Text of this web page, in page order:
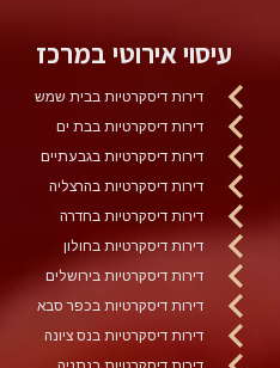
עיסוי אירוטי במרכז
דירות דיסקרטיות בבית שמש
דירות דיסקרטיות בבת ים
דירות דיסקרטיות בגבעתיים
דירות דיסקרטיות בהרצליה
דירות דיסקרטיות בחדרה
דירות דיסקרטיות בחולון
דירות דיסקרטיות בירושלים
דירות דיסקרטיות בכפר סבא
דירות דיסקרטיות בנס ציונה